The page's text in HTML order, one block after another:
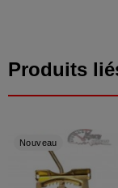
Produits
Nouveau